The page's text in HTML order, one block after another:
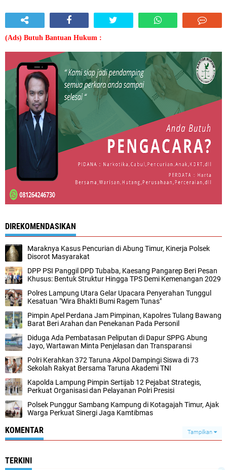
(Ads) Butuh Bantuan Hukum :
DIREKOMENDASIKAN
Maraknya Kasus Pencurian di Abung Timur, Kinerja Polsek
Disorot Masyarakat
DPP PSI Panggil DPD Tubaba, Kaesang Pangarep Beri Pesan
Khusus: Bentuk Struktur Hingga TPS Demi Kemenangan 2029
Polres Lampung Utara Gelar Upacara Penyerahan Tunggul
Kesatuan "Wira Bhakti Bumi Ragem Tunas"
Pimpin Apel Perdana Jam Pimpinan, Kapolres Tulang Bawang
Barat Beri Arahan dan Penekanan Pada Personil
Diduga Ada Pembatasan Peliputan di Dapur SPPG Abung
Jayo, Wartawan Minta Penjelasan dan Transparansi
Polri Kerahkan 372 Taruna Akpol Dampingi Siswa di 73
Sekolah Rakyat Bersama Taruna Akademi TNI
Kapolda Lampung Pimpin Sertijab 12 Pejabat Strategis,
Perkuat Organisasi dan Pelayanan Polri Presisi
Polsek Punggur Sambang Kampung di Kotagajah Timur, Ajak
Warga Perkuat Sinergi Jaga Kamtibmas
KOMENTAR Tampilkan
TERKINI